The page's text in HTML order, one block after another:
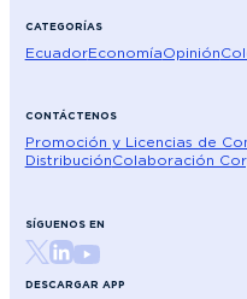
CATEGORÍAS
EcuadorEconomíaOpinión
CONTÁCTENOS
Promoción y Licencias de
DistribuciónColaboración
SÍGUENOS EN
DESCARGAR APP